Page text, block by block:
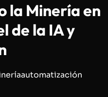
la Minería en
de la IA y
automatización